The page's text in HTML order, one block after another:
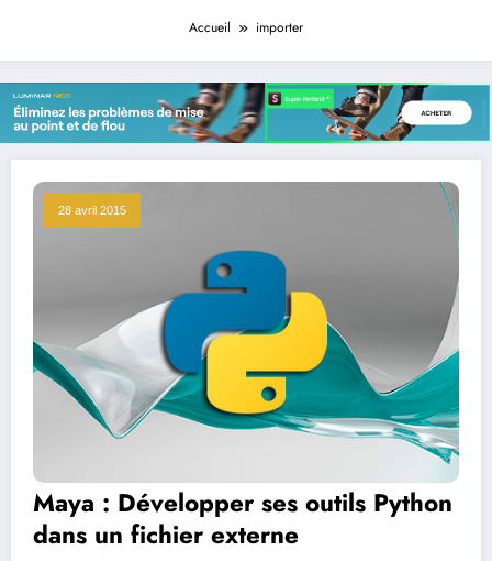
Accueil importer
28 avril 2015
Maya : Développer ses outils Python
dans un fichier externe